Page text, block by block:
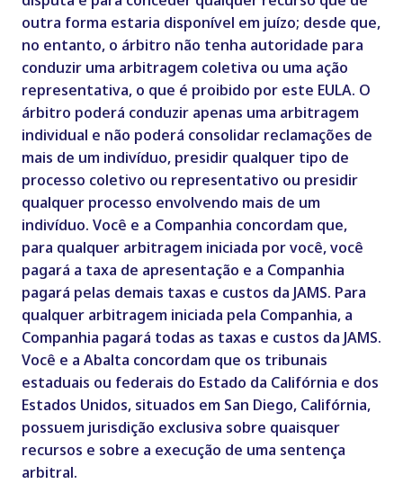
outra forma estaria disponível em juízo; desde que,
no entanto, o árbitro não tenha autoridade para
conduzir uma arbitragem coletiva ou uma ação
representativa, o que é proibido por este EULA. O
árbitro poderá conduzir apenas uma arbitragem
individual e não poderá consolidar reclamações de
mais de um indivíduo, presidir qualquer tipo de
processo coletivo ou representativo ou presidir
qualquer processo envolvendo mais de um
indivíduo. Você e a Companhia concordam que,
para qualquer arbitragem iniciada por você, você
pagará a taxa de apresentação e a Companhia
pagará pelas demais taxas e custos da JAMS. Para
qualquer arbitragem iniciada pela Companhia, a
Companhia pagará todas as taxas e custos da JAMS.
Você e a Abalta concordam que os tribunais
estaduais ou federais do Estado da Califórnia e dos
Estados Unidos, situados em San Diego, Califórnia,
possuem jurisdição exclusiva sobre quaisquer
recursos e sobre a execução de uma sentença
arbitral.